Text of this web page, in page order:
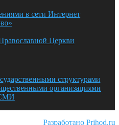
в сети Интернет
Церкви
структурами
организациями
Разработано Prihod.ru